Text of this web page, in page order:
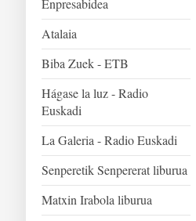
Enpresabidea
Atalaia
Biba Zuek - ETB
Hágase la luz - Radio
Euskadi
La Galeria - Radio Euskadi
Senperetik Senpererat liburua
Matxin Irabola liburua